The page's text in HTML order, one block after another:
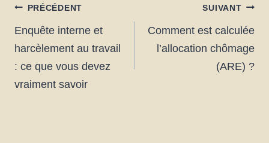
NAVIGATION
DE
L’ARTICLE
PRÉCÉDENT
Enquête interne et
harcèlement au travail
: ce que vous devez
vraiment savoir
SUIVANT
Comment est calculée
l’allocation chômage
(ARE) ?